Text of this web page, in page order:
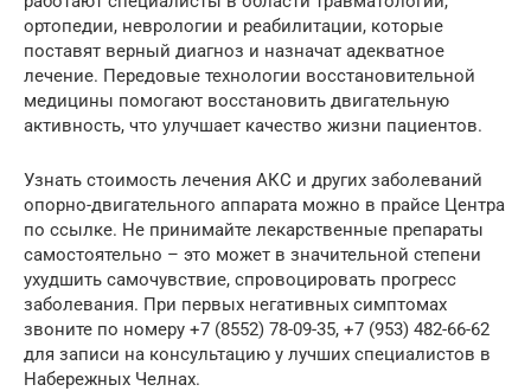
ортопедии, неврологии и реабилитации, которые
поставят верный диагноз и назначат адекватное
лечение. Передовые технологии восстановительной
медицины помогают восстановить двигательную
активность, что улучшает качество жизни пациентов.
Узнать стоимость лечения АКС и других заболеваний
опорно-двигательного аппарата можно в прайсе Центра
по ссылке. Не принимайте лекарственные препараты
самостоятельно – это может в значительной степени
ухудшить самочувствие, спровоцировать прогресс
заболевания. При первых негативных симптомах
звоните по номеру +7 (8552) 78-09-35, +7 (953) 482-66-62
для записи на консультацию у лучших специалистов в
Набережных Челнах.